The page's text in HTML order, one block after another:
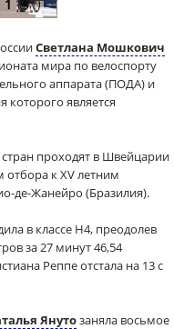
Светлана Мошкович
мира по велоспорту
аппарата (ПОДА) и
является
стран проходят в Швейцарии
отбора к XV летним
де-Жанейро (Бразилия).
в классе H4, преодолев
за 27 минут 46,54
Реппе отстала на 13 с
Янутозаняла восьмое